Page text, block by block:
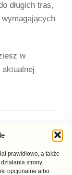
prawidłowo, a także
strony.
opcjonalne albo
długich tras,
w
aktualnej
bez
są ich